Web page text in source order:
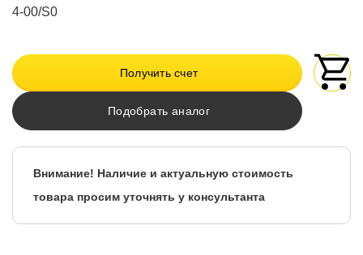
4-00/S0
Получить счет
Подобрать аналог
Внимание! Наличие и актуальную стоимость
товара просим уточнять у консультанта